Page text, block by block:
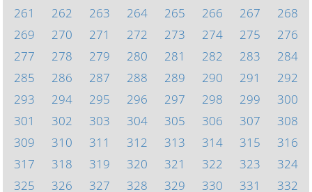
261
262 263 264 265 266 267
268
269
270 271 272 273 274 275
276
277
278 279 280 281 282 283
284
285
286 287 288 289 290 291
292
293
294 295 296 297 298 299
300
301
302 303 304 305 306 307
308
309
310 311 312 313 314 315
316
317
318 319 320 321 322 323
324
325
326 327 328 329 330 331
332